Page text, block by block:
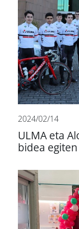
2024/02/14
ULMA eta
bidea egiten